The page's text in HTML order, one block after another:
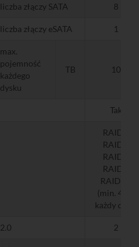
liczba złączy SATA 8
liczba złączy eSATA 1
max.
pojemność
każdego
dysku
TB 10
Tak
RAID0,
RAID1,
RAID5,
RAID6,
RAID10,
(min. 4 TB
każdy dysk)
2.0 2